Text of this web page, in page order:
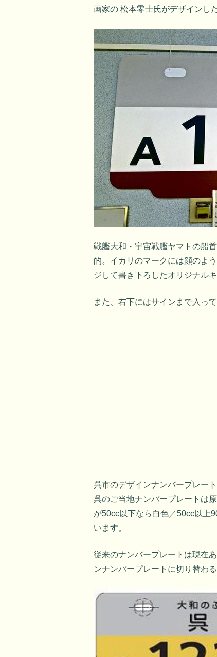
画家の 松本零士氏がデザインし
戦艦大和・宇宙戦艦ヤマトの船
的。イカリのマークには顔のよ
ジして書き下ろしたオリジナル
また、右下にはサインまで入っ
呉市のデザインナンバープレー
呉のご当地ナンバープレートは
が50cc以下なら白色／50cc以上
います。
従来のナンバープレートは現在
ンナンバープレートに切り替わる